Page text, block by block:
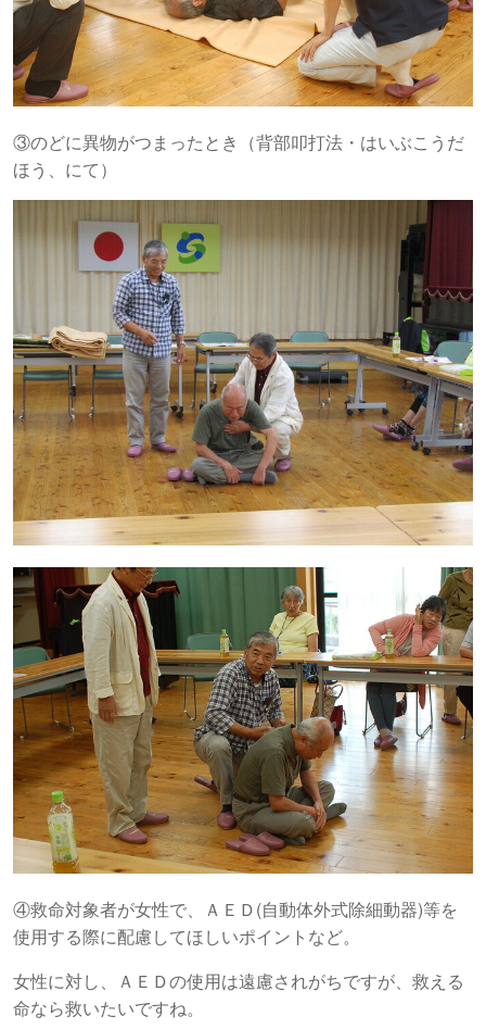
③のどに異物がつまったとき（背部叩打法・はいぶこうだ
ほう、にて）
④救命対象者が女性で、ＡＥＤ(自動体外式除細動器)等を
使用する際に配慮してほしいポイントなど。
女性に対し、ＡＥＤの使用は遠慮されがちですが、救える
命なら救いたいですね。